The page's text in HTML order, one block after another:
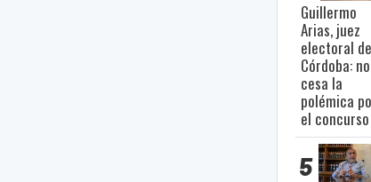
Guillermo
Arias, juez
electoral de
Córdoba: no
cesa la
polémica
el concurso
5